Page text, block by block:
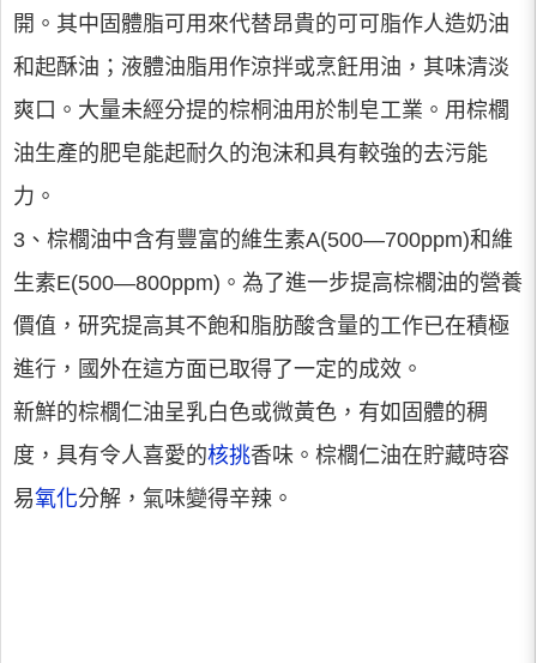
開。其中固體脂可用來代替昂貴的可可脂作人造奶油
和起酥油；液體油脂用作涼拌或烹飪用油，其味清淡
爽口。大量未經分提的棕桐油用於制皂工業。用棕櫚
油生產的肥皂能起耐久的泡沫和具有較強的去污能
力。
3、棕櫚油中含有豐富的維生素A(500—700ppm)和維
生素E(500—800ppm)。為了進一步提高棕櫚油的營養
價值，研究提高其不飽和脂肪酸含量的工作已在積極
進行，國外在這方面已取得了一定的成效。
新鮮的棕櫚仁油呈乳白色或微黃色，有如固體的稠
度，具有令人喜愛的核挑香味。棕櫚仁油在貯藏時容
易氧化分解，氣味變得辛辣。